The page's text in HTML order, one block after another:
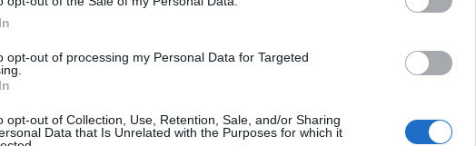
opt-out of processing my Personal Data for Targeted
opt-out of Collection, Use, Retention, Sale, and/or Sharing
Data that Is Unrelated with the Purposes for which it
D-vitaminban dús élelmiszereket
hogy az is tökéletes megoldás
illetve az is, ha több időt
segít a szervezetnek abban,